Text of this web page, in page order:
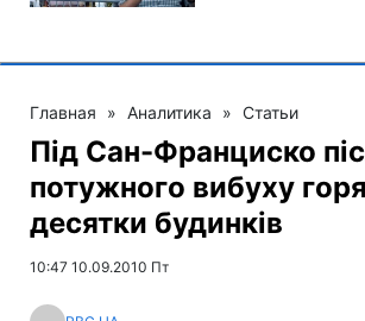
Главная » Аналитика » Статьи
Під Сан-Франциско
потужного вибуху
десятки будинків
10:47 10.09.2010 Пт